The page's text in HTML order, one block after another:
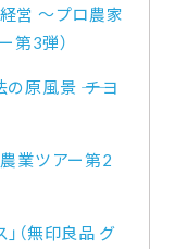
営 ～プロ農家
第3弾）
原風景 ―― チヨ
業ツアー第2
（無印良品 グ